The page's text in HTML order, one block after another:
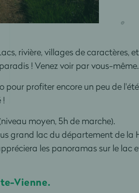
rivière, villages de caractères,
! Venez voir par vous-même.
profiter encore un peu de
!
moyen, 5h de marche).
grand lac du département de la
les panoramas sur le lac
Vienne.